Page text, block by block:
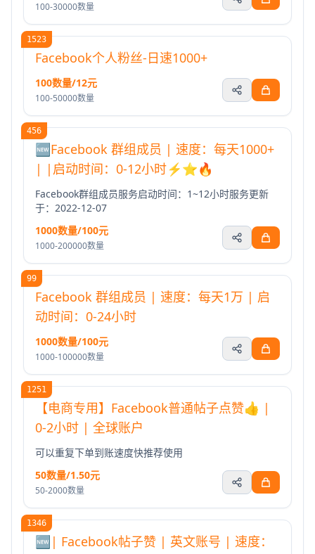
100-30000数量
1523
Facebook个人粉丝-日速1000+
100数量/12元
100-50000数量
456
🆕Facebook 群组成员 | 速度：每天1000+
| |启动时间：0-12小时⚡️⭐🔥
Facebook群组成员服务启动时间：1~12小时服务更新
于：2022-12-07
1000数量/100元
1000-200000数量
99
Facebook 群组成员 | 速度：每天1万 | 启
动时间：0-24小时
1000数量/100元
1000-100000数量
1251
【电商专用】Facebook普通帖子点赞👍 |
0-2小时 | 全球账户
可以重复下单到账速度快推荐使用
50数量/1.50元
50-2000数量
1346
🆕| Facebook帖子赞 | 英文账号 | 速度：